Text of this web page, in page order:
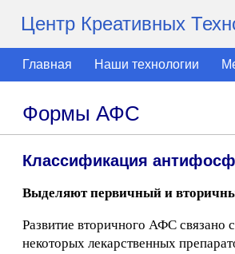
Центр Креативных
Главная Наши технологии
Формы АФС
Классификация
Выделяют первичный и
Развитие вторичного АФС связано
некоторых лекарственных